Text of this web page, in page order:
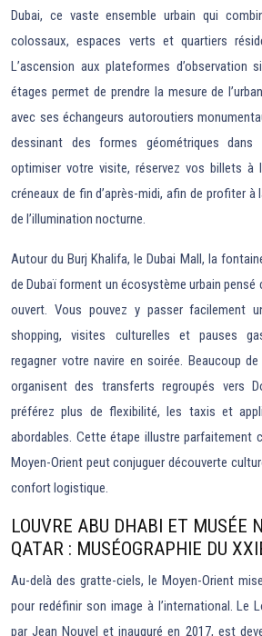
Dubai, ce vaste ensemble urbain qui
colossaux, espaces verts et quartiers
L’ascension aux plateformes d’observation
étages permet de prendre la mesure de
avec ses échangeurs autoroutiers
dessinant des formes géométriques
optimiser votre visite, réservez vos billets à
créneaux de fin d’après-midi, afin de profiter
de l’illumination nocturne.
Autour du Burj Khalifa, le Dubai Mall, la
de Dubaï forment un écosystème urbain pensé
ouvert. Vous pouvez y passer facilement
shopping, visites culturelles et pauses
regagner votre navire en soirée. Beaucoup
organisent des transferts regroupés vers
préférez plus de flexibilité, les taxis et
abordables. Cette étape illustre parfaitement
Moyen-Orient peut conjuguer découverte
confort logistique.
LOUVRE ABU DHABI ET MUSÉE
QATAR : MUSÉOGRAPHIE DU
Au-delà des gratte-ciels, le Moyen-Orient
pour redéfinir son image à l’international. Le
par Jean Nouvel et inauguré en 2017, est